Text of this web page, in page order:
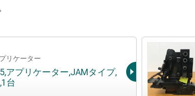
リケーター
アプリケーター,JAMタイプ,
台